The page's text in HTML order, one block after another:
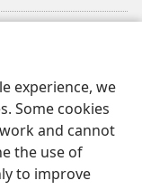
experience, we
Some cookies
and cannot
the use of
to improve